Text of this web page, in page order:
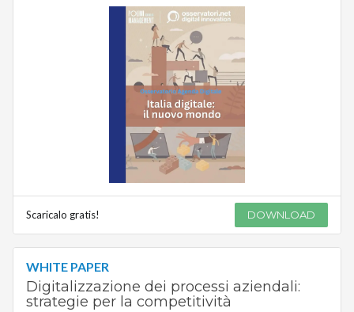
Scaricalo gratis! DOWNLOAD
WHITE PAPER
Digitalizzazione dei processi aziendali:
strategie per la competitività